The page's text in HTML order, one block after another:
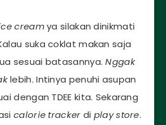
creamya silakan dinikmati
suka coklat makan saja
sesuai batasannya.Nggak
lebih. Intinya penuhi asupan
dengan TDEE kita. Sekarang
calorie tracker di play store.